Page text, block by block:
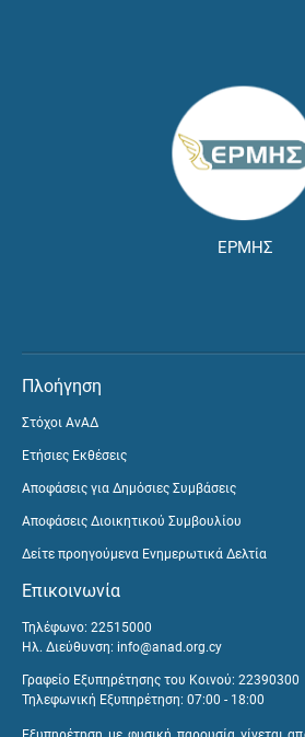
ΕΡΜΗΣ
Πλοήγηση
Στόχοι ΑνΑΔ
Ετήσιες Εκθέσεις
Αποφάσεις για Δημόσιες Συμβάσεις
Αποφάσεις Διοικητικού Συμβουλίου
Δείτε προηγούμενα Ενημερωτικά Δελτία
Επικοινωνία
Τηλέφωνο: 22515000
Ηλ. Διεύθυνση: info@anad.org.cy
Γραφείο Εξυπηρέτησης του Κοινού: 22390300
Τηλεφωνική Εξυπηρέτηση: 07:00 - 18:00